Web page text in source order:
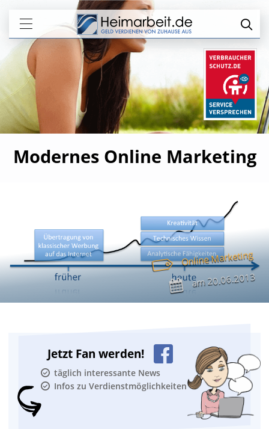
Modernes Online Marketing
Online Marketing
am20.06.2013
Jetzt Fan werden!
täglich interessante News
Infos zu Verdienstmöglichkeiten